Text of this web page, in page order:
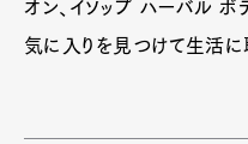
オン、イソップ ハーバル ボ
気に入りを見つけて生活に